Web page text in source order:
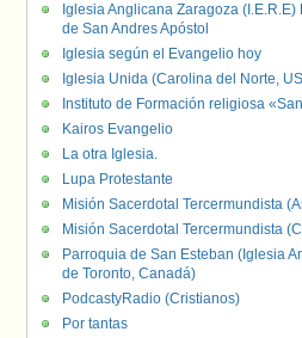
Iglesia Anglicana Zaragoza (I.E.R.E)
de San Andres Apóstol
Iglesia según el Evangelio hoy
Iglesia Unida (Carolina del Norte,
Instituto de Formación religiosa
Kairos Evangelio
La otra Iglesia.
Lupa Protestante
Misión Sacerdotal Tercermundista
Misión Sacerdotal Tercermundista
Parroquia de San Esteban (Iglesia
de Toronto, Canadá)
PodcastyRadio (Cristianos)
Por tantas